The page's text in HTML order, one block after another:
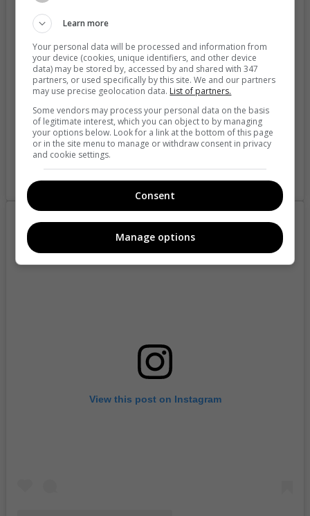
A post shared by Ester 🌙 (@ester_exposito)
View this post on Instagram
Learn more
Your personal data will be processed and information from
your device (cookies, unique identifiers, and other device
data) may be stored by, accessed by and shared with 347
partners, or used specifically by this site. We and our partners
may use precise geolocation data. List of partners.
Some vendors may process your personal data on the basis
of legitimate interest, which you can object to by managing
your options below. Look for a link at the bottom of this page
or in the site menu to manage or withdraw consent in privacy
and cookie settings.
Consent
Manage options